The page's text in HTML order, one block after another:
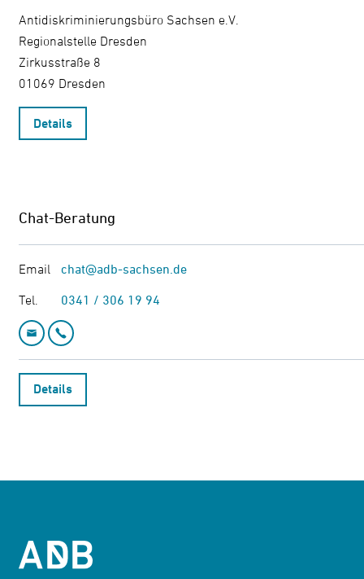
Antidiskriminierungsbüro Sachsen e.V.
Regionalstelle Dresden
Zirkusstraße 8
01069 Dresden
Details
Chat-Beratung
Email chat@adb-sachsen.de
Tel. 0341 / 306 19 94
Email: chat@adb-sachsen.de
Details